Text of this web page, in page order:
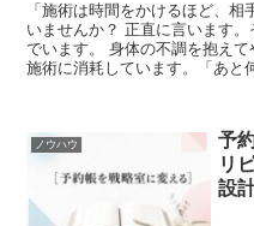
「施術は時間をかけるほど、
いませんか？ 正直に言います
でいます。 身体の不調を抱え
施術に消耗しています。「あと
ノウハウ
予
リ
設